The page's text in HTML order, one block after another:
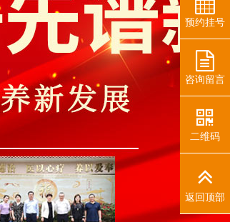
预约挂号
咨询留言
二维码
返回顶部